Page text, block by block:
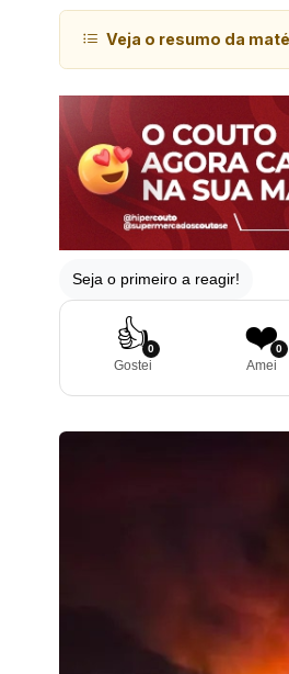
Veja o resumo da
Seja o primeiro a reagir!
👍0
Gostei
❤️0
Amei